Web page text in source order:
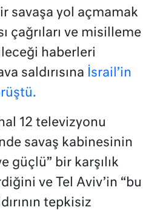
savaşa yol açmamak
çağrıları ve misilleme
haberleri
saldırısına
İsrail’in
12 televizyonu
savaş kabinesinin
güçlü” bir karşılık
ve Tel Aviv’in “bu
tepkisiz